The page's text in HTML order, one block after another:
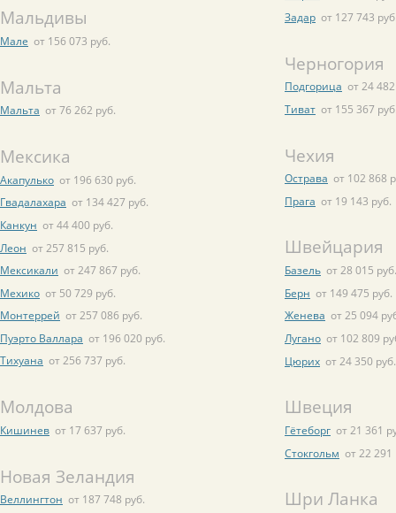
Мальдивы
Мале от 156 073 руб.
Мальта
Мальта от 76 262 руб.
Мексика
Акапулько от 196 630 руб.
Гвадалахара от 134 427 руб.
Канкун от 44 400 руб.
Леон от 257 815 руб.
Мексикали от 247 867 руб.
Мехико от 50 729 руб.
Монтеррей от 257 086 руб.
Пуэрто Валлара от 196 020 руб.
Тихуана от 256 737 руб.
Молдова
Кишинев от 17 637 руб.
Новая Зеландия
Веллингтон от 187 748 руб.
Задар от 127 743
Черногория
Подгорица от 24
Тиват от 155 367
Чехия
Острава от 102 868
Прага от 19 143 руб.
Швейцария
Базель от 28 015 руб.
Берн от 149 475 руб.
Женева от 25 094
Лугано от 102 809
Цюрих от 24 350 руб.
Швеция
Гётеборг от 21 361
Стокгольм от 22 291
Шри Ланка